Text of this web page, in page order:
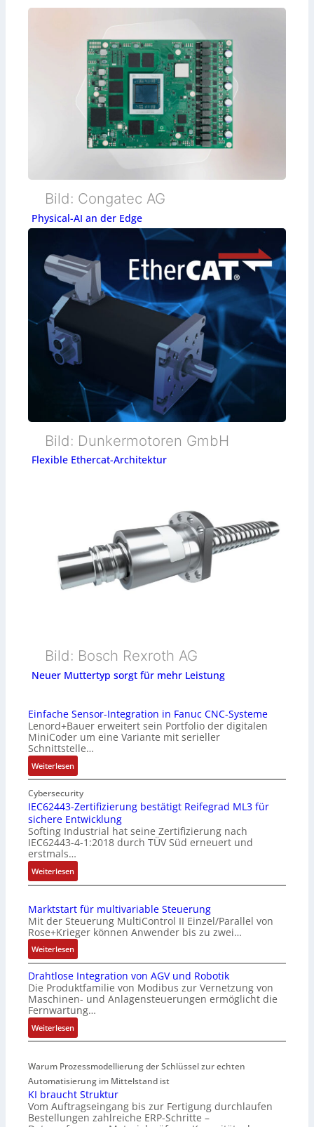
Bild: Congatec AG
Physical-AI an der Edge
Bild: Dunkermotoren GmbH
Flexible Ethercat-Architektur
Bild: Bosch Rexroth AG
Neuer Muttertyp sorgt für mehr Leistung
Einfache Sensor-Integration in Fanuc CNC-Systeme
Lenord+Bauer erweitert sein Portfolio der digitalen
MiniCoder um eine Variante mit serieller
Schnittstelle…
Weiterlesen:
E
i
n
f
a
c
h
e
S
n
s
o
r
-
n
t
e
g
r
t
i
o
n
Cybersecurity
IEC62443-Zertifizierung bestätigt Reifegrad ML3 für
sichere Entwicklung
Softing Industrial hat seine Zertifizierung nach
IEC62443-4-1:2018 durch TÜV Süd erneuert und
erstmals…
Weiterlesen:
I
C
6
2
4
4
-
Z
e
r
t
f
i
z
i
e
Marktstart für multivariable Steuerung
Mit der Steuerung MultiControl II Einzel/Parallel von
Rose+Krieger können Anwender bis zu zwei…
Weiterlesen:
M
a
r
k
t
s
t
r
t
f
ü
r
Drahtlose Integration von AGV und Robotik
Die Produktfamilie von Modibus zur Vernetzung von
Maschinen- und Anlagensteuerungen ermöglicht die
Fernwartung…
Weiterlesen:
D
a
h
t
l
o
Warum Prozessmodellierung der Schlüssel zur echten
Automatisierung im Mittelstand ist
KI braucht Struktur
Vom Auftragseingang bis zur Fertigung durchlaufen
Bestellungen zahlreiche ERP-Schritte –